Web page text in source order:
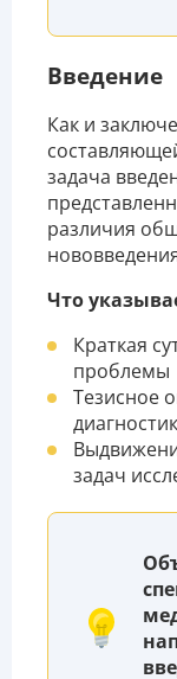
Введение
Как и
задача
различия
Что
Краткая
проблемы
Тезисное
задач